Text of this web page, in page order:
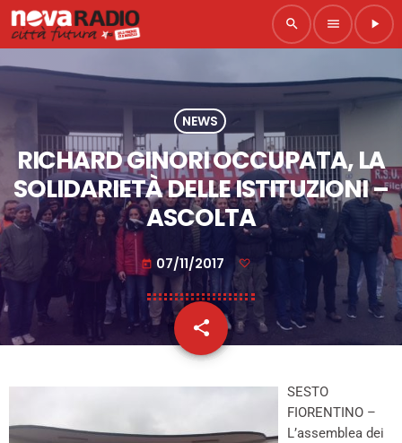
search menu play_arrow
NEWS
RICHARD GINORI OCCUPATA, LA
SOLIDARIETÀ DELLE ISTITUZIONI –
ASCOLTA
today 07/11/2017
share
email
SESTO
FIORENTINO –
L’assemblea dei